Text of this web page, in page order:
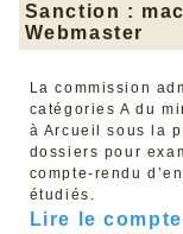
Sanction :
Webmaster
La commission
catégories A du
à Arcueil sous la
dossiers pour
compte-rendu
étudiés.
Lire le